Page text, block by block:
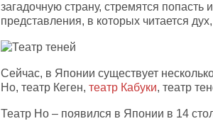
загадочную страну, стремятся
представления, в которых читается
Сейчас, в Японии существует
Но, театр Кеген, театр Кабуки, театр
Театр Но – появился в Японии в 14